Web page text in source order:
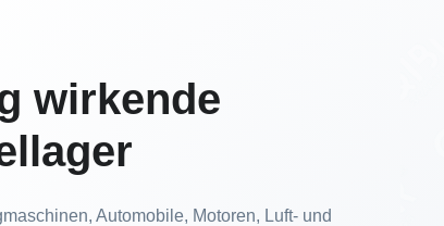
wirkende
Automobile, Motoren, Luft- und